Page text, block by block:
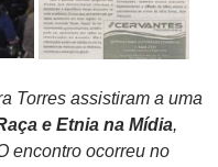
Torres assistiram a uma
e Etnia na Mídia,
encontro ocorreu no